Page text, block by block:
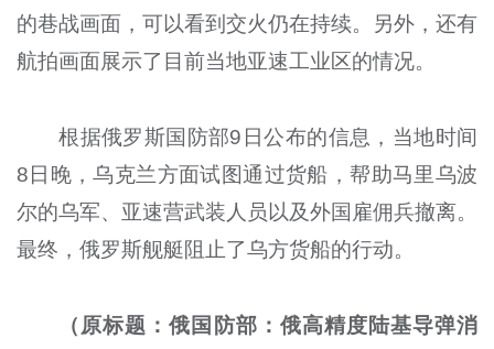
的巷战画面，可以看到交火仍在持续。另外，还有
航拍画面展示了目前当地亚速工业区的情况。
根据俄罗斯国防部9日公布的信息，当地时间
8日晚，乌克兰方面试图通过货船，帮助马里乌波
尔的乌军、亚速营武装人员以及外国雇佣兵撤离。
最终，俄罗斯舰艇阻止了乌方货船的行动。
（原标题：俄国防部：俄高精度陆基导弹消